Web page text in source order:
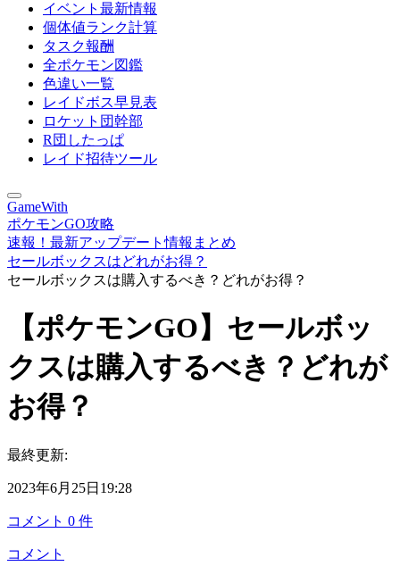
イベント最新情報
個体値ランク計算
タスク報酬
全ポケモン図鑑
色違い一覧
レイドボス早見表
ロケット団幹部
R団したっぱ
レイド招待ツール
GameWith
ポケモンGO攻略
速報！最新アップデート情報まとめ
セールボックスはどれがお得？
セールボックスは購入するべき？どれがお得？
【ポケモンGO】セールボッ
クスは購入するべき？どれが
お得？
最終更新:
2023年6月25日19:28
コメント 0 件
コメント